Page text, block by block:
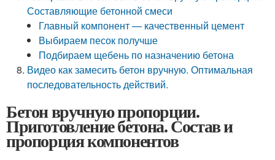
Составляющие бетонной смеси
Главный компонент — качественный цемент
Выбираем песок получше
Подбираем щебень по назначению бетона
Видео как замесить бетон вручную. Оптимальная
последовательность действий.
Бетон вручную пропорции.
Приготовление бетона. Состав и
пропорция компонентов